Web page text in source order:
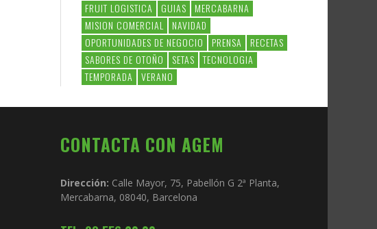
FRUIT LOGISTICA
GUIAS
MERCABARNA
MISION COMERCIAL
NAVIDAD
OPORTUNIDADES DE NEGOCIO
PRENSA
RECETAS
SABORES DE OTOÑO
SETAS
TECNOLOGIA
TEMPORADA
VERANO
CONTACTA CON AGEM
Dirección: Calle Mayor, 75, Pabellón G 2ª Planta,
Mercabarna, 08040, Barcelona